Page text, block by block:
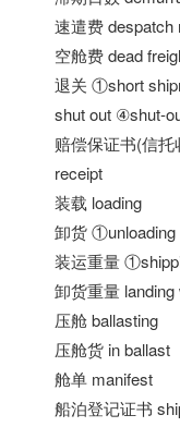
速遣费 despatch
空舱费 dead
退关 ①short
shut out ④shut-
赔偿保证书(信
receipt
装载 loading
卸货
装运重量
卸货重量 landing
压舱 ballasting
压舱货 in ballast
舱单 manifest
船泊登记证书